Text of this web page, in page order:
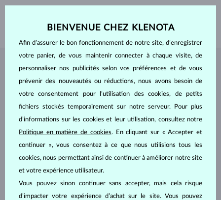
1.40 g
BIJOUX DEL'ATELIER KLENOTA
BIENVENUE CHEZ KLENOTA
Afin d’assurer le bon fonctionnement de notre site, d’enregistrer
votre panier, de vous maintenir connecter à chaque visite, de
personnaliser nos publicités selon vos préférences et de vous
prévenir des nouveautés ou réductions, nous avons besoin de
votre consentement pour l’utilisation des cookies, de petits
fichiers stockés temporairement sur notre serveur. Pour plus
d’informations sur les cookies et leur utilisation, consultez notre
Politique en matière de cookies. En cliquant sur « Accepter et
continuer », vous consentez à ce que nous utilisions tous les
cookies, nous permettant ainsi de continuer à améliorer notre site
et votre expérience utilisateur.
Vous pouvez sinon continuer sans accepter, mais cela risque
d’impacter votre expérience d’achat sur le site. Vous pouvez